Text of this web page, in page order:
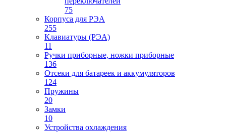
75
Корпуса для РЭА
255
Клавиатуры (РЭА)
11
Ручки приборные, ножки приборные
136
Отсеки для батареек и аккумуляторов
124
Пружины
20
Замки
10
Устройства охлаждения